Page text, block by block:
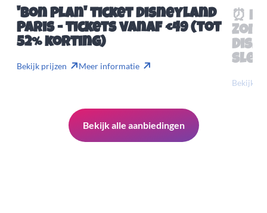
'Bon Plan' ticket Disneyland
Paris - tickets vanaf €49 (tot
52% korting)
Bekijk prijzen Meer informatie
⏰
Bekijk
Bekijk alle aanbiedingen